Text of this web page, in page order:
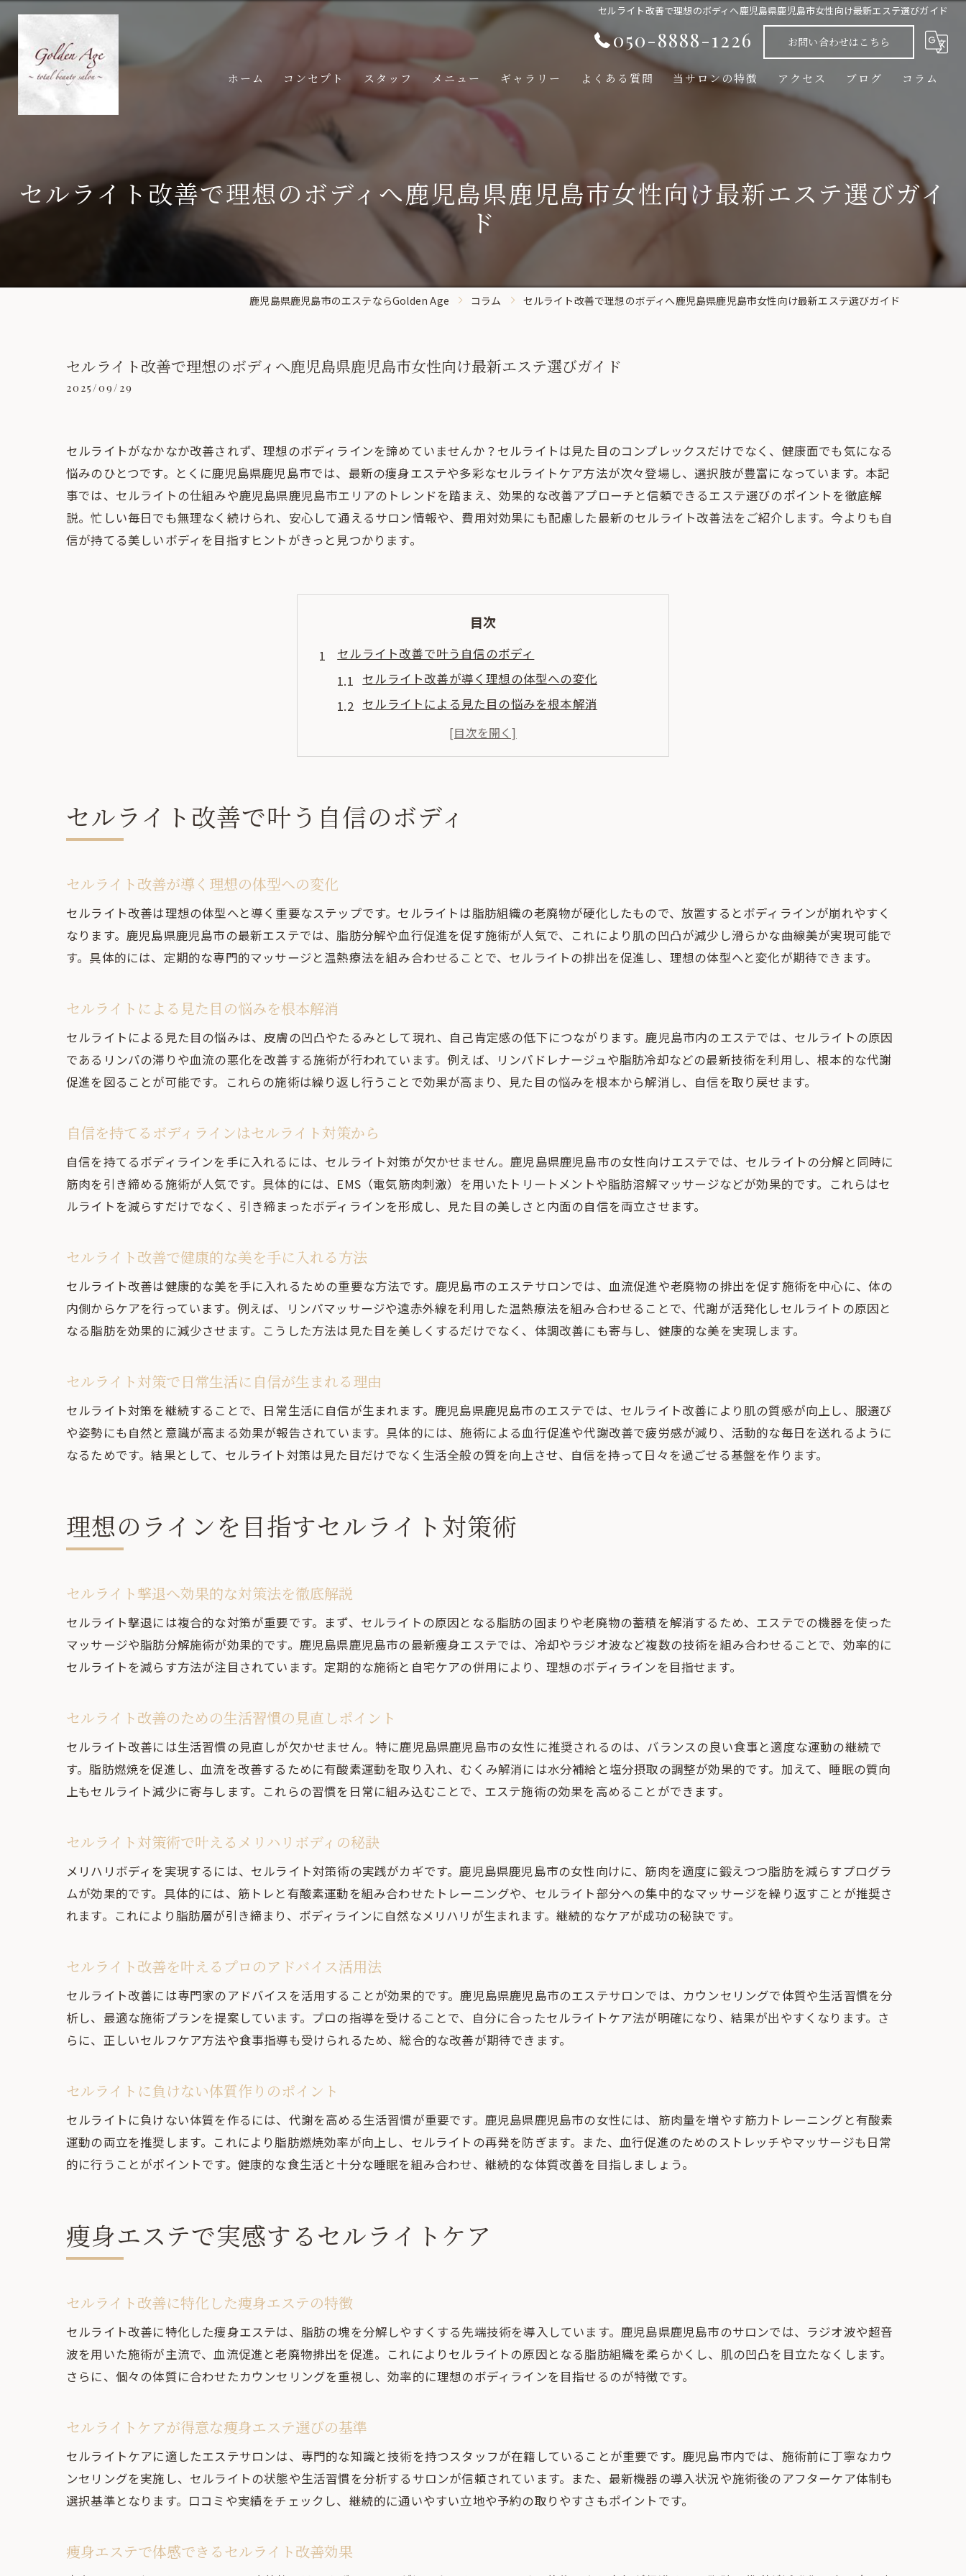
セルライト改善で理想のボディへ鹿児島県鹿児島市女性向け最新エステ選びガイド
050-8888-1226 お問い合わせはこちら
ホーム コンセプト スタッフ メニュー ギャラリー よくある質問 当サロンの特徴
ヒト幹細胞エクソソーム化粧品/フェムケア商品
光フェイシャル
アクセス ブログ コラム
セルライト改善で理想のボディへ鹿児島県鹿児島市女性向け最新エステ選びガイ
ド
鹿児島県鹿児島市のエステならGolden Age コラム セルライト改善で理想のボディへ鹿児島県鹿児島市女性向け最新エステ選びガイド
セルライト改善で理想のボディへ鹿児島県鹿児島市女性向け最新エステ選びガイド
2025/09/29
セルライトがなかなか改善されず、理想のボディラインを諦めていませんか？セルライトは見た目のコンプレックスだけでなく、健康面でも気になる
悩みのひとつです。とくに鹿児島県鹿児島市では、最新の痩身エステや多彩なセルライトケア方法が次々登場し、選択肢が豊富になっています。本記
事では、セルライトの仕組みや鹿児島県鹿児島市エリアのトレンドを踏まえ、効果的な改善アプローチと信頼できるエステ選びのポイントを徹底解
説。忙しい毎日でも無理なく続けられ、安心して通えるサロン情報や、費用対効果にも配慮した最新のセルライト改善法をご紹介します。今よりも自
信が持てる美しいボディを目指すヒントがきっと見つかります。
目次
セルライト改善で叶う自信のボディ
セルライト改善が導く理想の体型への変化
セルライトによる見た目の悩みを根本解消
自信を持てるボディラインはセルライト対策から
セルライト改善で健康的な美を手に入れる方法
理想のラインを目指すセルライト対策術
セルライト撃退へ効果的な対策法を徹底解説
セルライト改善を叶えるプロのアドバイス活用法
セルライトに負けない体質作りのポイント
痩身エステで実感するセルライトケア
痩身エステで体感できるセルライト改善効果
セルライト対策で注目の痩身エステ施術内容
セルライト改善エステの口コミからわかる実力
セルライト改善が話題の最新解消法を紹介
鹿児島市で選ばれるセルライト対策の傾向
セルライトケア専門サロンの選び方と特徴
セルライト改善のための最新トレンド情報
セルライトに悩む女性のための最新情報
セルライト改善の新常識と最新アプローチ
セルライトに悩む女性必見の改善アイテム
セルライト改善のための注目サービス解説
セルライト改善のためのおすすめ情報収集術
継続しやすいセルライト改善のコツ
セルライト改善を続けるためのモチベ維持法
セルライト対策の習慣化で結果を出す方法
セルライト改善目標達成まで挫折しない秘訣
セルライト改善で叶う自信のボディ
セルライト改善が導く理想の体型への変化
セルライト改善は理想の体型へと導く重要なステップです。セルライトは脂肪組織の老廃物が硬化したもので、放置するとボディラインが崩れやすく
なります。鹿児島県鹿児島市の最新エステでは、脂肪分解や血行促進を促す施術が人気で、これにより肌の凹凸が減少し滑らかな曲線美が実現可能で
す。具体的には、定期的な専門的マッサージと温熱療法を組み合わせることで、セルライトの排出を促進し、理想の体型へと変化が期待できます。
セルライトによる見た目の悩みを根本解消
セルライトによる見た目の悩みは、皮膚の凹凸やたるみとして現れ、自己肯定感の低下につながります。鹿児島市内のエステでは、セルライトの原因
であるリンパの滞りや血流の悪化を改善する施術が行われています。例えば、リンパドレナージュや脂肪冷却などの最新技術を利用し、根本的な代謝
促進を図ることが可能です。これらの施術は繰り返し行うことで効果が高まり、見た目の悩みを根本から解消し、自信を取り戻せます。
自信を持てるボディラインはセルライト対策から
自信を持てるボディラインを手に入れるには、セルライト対策が欠かせません。鹿児島県鹿児島市の女性向けエステでは、セルライトの分解と同時に
筋肉を引き締める施術が人気です。具体的には、EMS（電気筋肉刺激）を用いたトリートメントや脂肪溶解マッサージなどが効果的です。これらはセ
ルライトを減らすだけでなく、引き締まったボディラインを形成し、見た目の美しさと内面の自信を両立させます。
セルライト改善で健康的な美を手に入れる方法
セルライト改善は健康的な美を手に入れるための重要な方法です。鹿児島市のエステサロンでは、血流促進や老廃物の排出を促す施術を中心に、体の
内側からケアを行っています。例えば、リンパマッサージや遠赤外線を利用した温熱療法を組み合わせることで、代謝が活発化しセルライトの原因と
なる脂肪を効果的に減少させます。こうした方法は見た目を美しくするだけでなく、体調改善にも寄与し、健康的な美を実現します。
セルライト対策で日常生活に自信が生まれる理由
セルライト対策を継続することで、日常生活に自信が生まれます。鹿児島県鹿児島市のエステでは、セルライト改善により肌の質感が向上し、服選び
や姿勢にも自然と意識が高まる効果が報告されています。具体的には、施術による血行促進や代謝改善で疲労感が減り、活動的な毎日を送れるように
なるためです。結果として、セルライト対策は見た目だけでなく生活全般の質を向上させ、自信を持って日々を過ごせる基盤を作ります。
理想のラインを目指すセルライト対策術
セルライト撃退へ効果的な対策法を徹底解説
セルライト撃退には複合的な対策が重要です。まず、セルライトの原因となる脂肪の固まりや老廃物の蓄積を解消するため、エステでの機器を使った
マッサージや脂肪分解施術が効果的です。鹿児島県鹿児島市の最新痩身エステでは、冷却やラジオ波など複数の技術を組み合わせることで、効率的に
セルライトを減らす方法が注目されています。定期的な施術と自宅ケアの併用により、理想のボディラインを目指せます。
セルライト改善のための生活習慣の見直しポイント
セルライト改善には生活習慣の見直しが欠かせません。特に鹿児島県鹿児島市の女性に推奨されるのは、バランスの良い食事と適度な運動の継続で
す。脂肪燃焼を促進し、血流を改善するために有酸素運動を取り入れ、むくみ解消には水分補給と塩分摂取の調整が効果的です。加えて、睡眠の質向
上もセルライト減少に寄与します。これらの習慣を日常に組み込むことで、エステ施術の効果を高めることができます。
セルライト対策術で叶えるメリハリボディの秘訣
メリハリボディを実現するには、セルライト対策術の実践がカギです。鹿児島県鹿児島市の女性向けに、筋肉を適度に鍛えつつ脂肪を減らすプログラ
ムが効果的です。具体的には、筋トレと有酸素運動を組み合わせたトレーニングや、セルライト部分への集中的なマッサージを繰り返すことが推奨さ
れます。これにより脂肪層が引き締まり、ボディラインに自然なメリハリが生まれます。継続的なケアが成功の秘訣です。
セルライト改善を叶えるプロのアドバイス活用法
セルライト改善には専門家のアドバイスを活用することが効果的です。鹿児島県鹿児島市のエステサロンでは、カウンセリングで体質や生活習慣を分
析し、最適な施術プランを提案しています。プロの指導を受けることで、自分に合ったセルライトケア法が明確になり、結果が出やすくなります。さ
らに、正しいセルフケア方法や食事指導も受けられるため、総合的な改善が期待できます。
セルライトに負けない体質作りのポイント
セルライトに負けない体質を作るには、代謝を高める生活習慣が重要です。鹿児島県鹿児島市の女性には、筋肉量を増やす筋力トレーニングと有酸素
運動の両立を推奨します。これにより脂肪燃焼効率が向上し、セルライトの再発を防ぎます。また、血行促進のためのストレッチやマッサージも日常
的に行うことがポイントです。健康的な食生活と十分な睡眠を組み合わせ、継続的な体質改善を目指しましょう。
痩身エステで実感するセルライトケア
セルライト改善に特化した痩身エステの特徴
セルライト改善に特化した痩身エステは、脂肪の塊を分解しやすくする先端技術を導入しています。鹿児島県鹿児島市のサロンでは、ラジオ波や超音
波を用いた施術が主流で、血流促進と老廃物排出を促進。これによりセルライトの原因となる脂肪組織を柔らかくし、肌の凹凸を目立たなくします。
さらに、個々の体質に合わせたカウンセリングを重視し、効率的に理想のボディラインを目指せるのが特徴です。
セルライトケアが得意な痩身エステ選びの基準
セルライトケアに適したエステサロンは、専門的な知識と技術を持つスタッフが在籍していることが重要です。鹿児島市内では、施術前に丁寧なカウ
ンセリングを実施し、セルライトの状態や生活習慣を分析するサロンが信頼されています。また、最新機器の導入状況や施術後のアフターケア体制も
選択基準となります。口コミや実績をチェックし、継続的に通いやすい立地や予約の取りやすさもポイントです。
痩身エステで体感できるセルライト改善効果